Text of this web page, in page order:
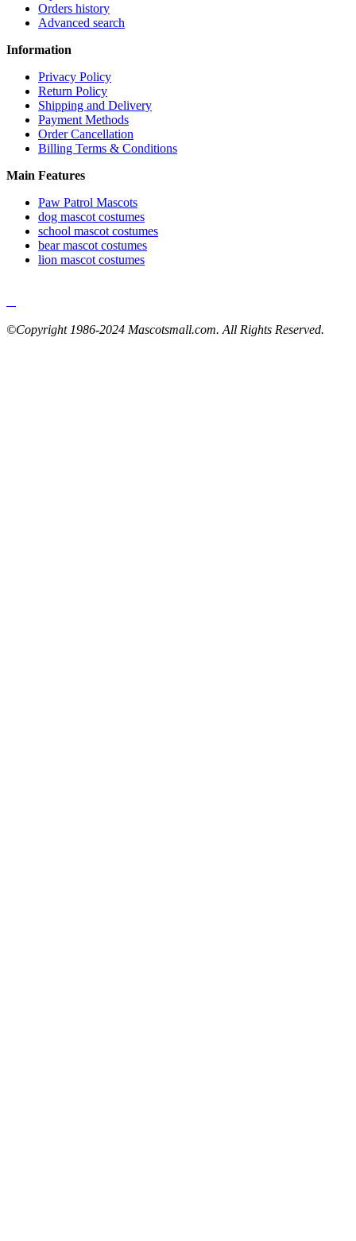
Orders history
Advanced search
Information
Privacy Policy
Return Policy
Shipping and Delivery
Payment Methods
Order Cancellation
Billing Terms & Conditions
Main Features
Paw Patrol Mascots
dog mascot costumes
school mascot costumes
bear mascot costumes
lion mascot costumes
©Copyright 1986-2024 Mascotsmall.com. All Rights Reserved.